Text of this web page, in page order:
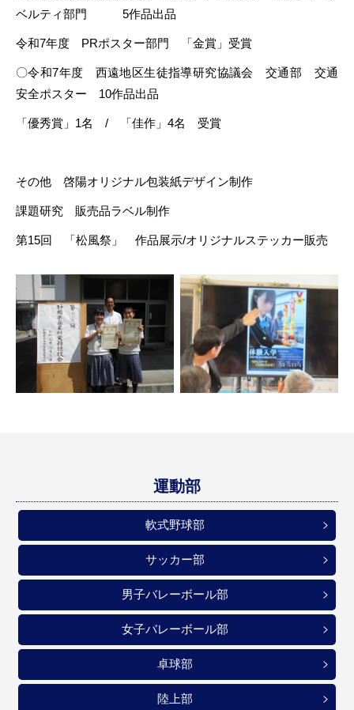
ベルティ部門 5作品出品
令和7年度 PRポスター部門 「金賞」受賞
〇令和7年度 西遠地区生徒指導研究協議会 交通部 交通
安全ポスター 10作品出品
「優秀賞」1名 / 「佳作」4名 受賞
その他 啓陽オリジナル包装紙デザイン制作
課題研究 販売品ラベル制作
第15回 「松風祭」 作品展示/オリジナルステッカー販売
運動部
軟式野球部
サッカー部
男子バレーボール部
女子バレーボール部
卓球部
陸上部